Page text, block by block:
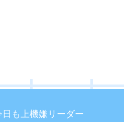
も上機嫌リーダー